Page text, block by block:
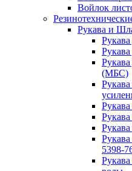
Войлок
Рукава и
Рукава
(МБС)
5398-